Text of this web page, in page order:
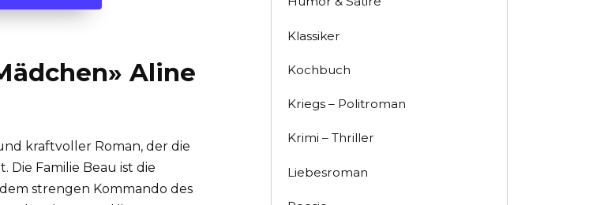
Aline
kraftvoller Roman, der die
Familie Beau ist die
strengen Kommando des
Klassiker
Kochbuch
Kriegs – Politroman
Krimi – Thriller
Liebesroman